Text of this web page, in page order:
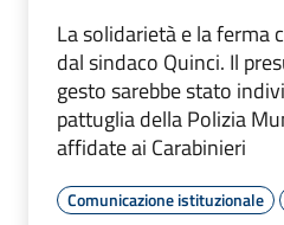
La solidarietà e la ferma
dal sindaco Quinci. Il
gesto sarebbe stato
pattuglia della Polizia
affidate ai Carabinieri
Comunicazione istituzionale